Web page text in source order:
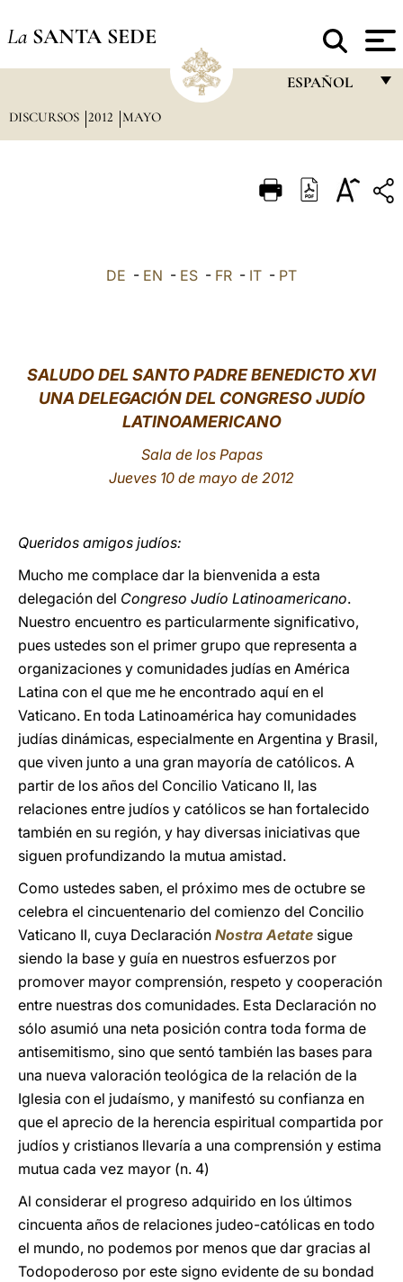
La SANTA SEDE
ESPAÑOL
ITALIANO
中文
DISCURSOS 2012 MAYO
DE - EN - ES - FR - IT - PT
SALUDO DEL SANTO PADRE BENEDICTO XVI
UNA DELEGACIÓN DEL CONGRESO JUDÍO
LATINOAMERICANO
Sala de los Papas
Jueves 10 de mayo de 2012
Queridos amigos judíos:
Mucho me complace dar la bienvenida a esta
delegación del Congreso Judío Latinoamericano.
Nuestro encuentro es particularmente significativo,
pues ustedes son el primer grupo que representa a
organizaciones y comunidades judías en América
Latina con el que me he encontrado aquí en el
Vaticano. En toda Latinoamérica hay comunidades
judías dinámicas, especialmente en Argentina y Brasil,
que viven junto a una gran mayoría de católicos. A
partir de los años del Concilio Vaticano II, las
relaciones entre judíos y católicos se han fortalecido
también en su región, y hay diversas iniciativas que
siguen profundizando la mutua amistad.
Como ustedes saben, el próximo mes de octubre se
celebra el cincuentenario del comienzo del Concilio
Vaticano II, cuya Declaración Nostra Aetate sigue
siendo la base y guía en nuestros esfuerzos por
promover mayor comprensión, respeto y cooperación
entre nuestras dos comunidades. Esta Declaración no
sólo asumió una neta posición contra toda forma de
antisemitismo, sino que sentó también las bases para
una nueva valoración teológica de la relación de la
Iglesia con el judaísmo, y manifestó su confianza en
que el aprecio de la herencia espiritual compartida por
judíos y cristianos llevaría a una comprensión y estima
mutua cada vez mayor (n. 4)
Al considerar el progreso adquirido en los últimos
cincuenta años de relaciones judeo-católicas en todo
el mundo, no podemos por menos que dar gracias al
Todopoderoso por este signo evidente de su bondad